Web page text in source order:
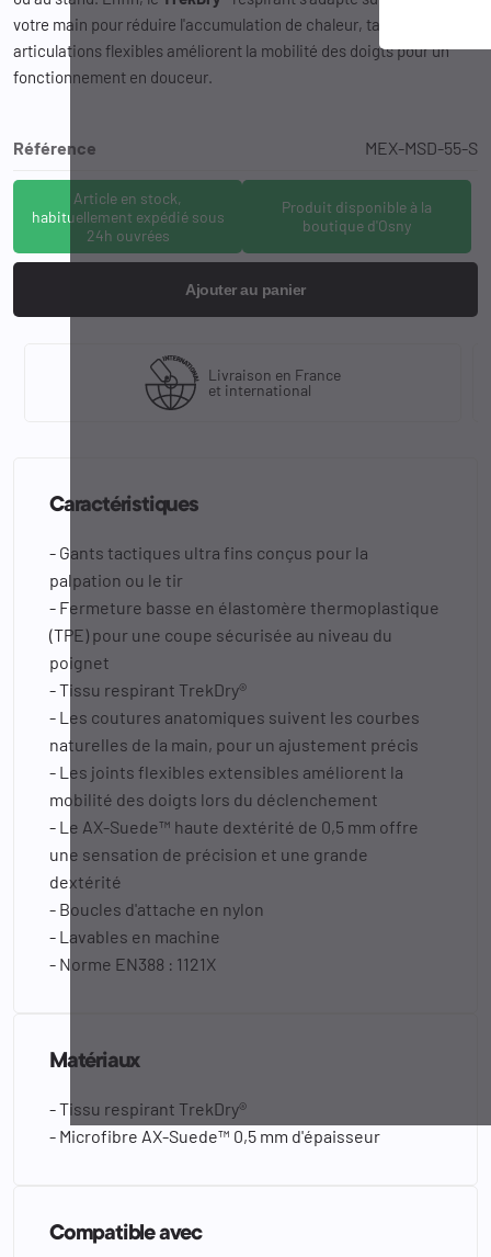
votre main pour réduire l'accumulation de chaleur, tandis que les
articulations flexibles améliorent la mobilité des doigts pour un
fonctionnement en douceur.
Référence MEX-MSD-55-S
Article en stock,
habituellement expédié sous
24h ouvrées
Produit disponible à la
boutique d'Osny
Ajouter au panier
Livraison en France
et international
Caractéristiques
- Gants tactiques ultra fins conçus pour la
palpation ou le tir
- Fermeture basse en élastomère thermoplastique
(TPE) pour une coupe sécurisée au niveau du
poignet
- Tissu respirant TrekDry®
- Les coutures anatomiques suivent les courbes
naturelles de la main, pour un ajustement précis
- Les joints flexibles extensibles améliorent la
mobilité des doigts lors du déclenchement
- Le AX-Suede™ haute dextérité de 0,5 mm offre
une sensation de précision et une grande
dextérité
- Boucles d'attache en nylon
- Lavables en machine
- Norme EN388 : 1121X
Matériaux
- Tissu respirant TrekDry®
- Microfibre AX-Suede™ 0,5 mm d'épaisseur
Compatible avec